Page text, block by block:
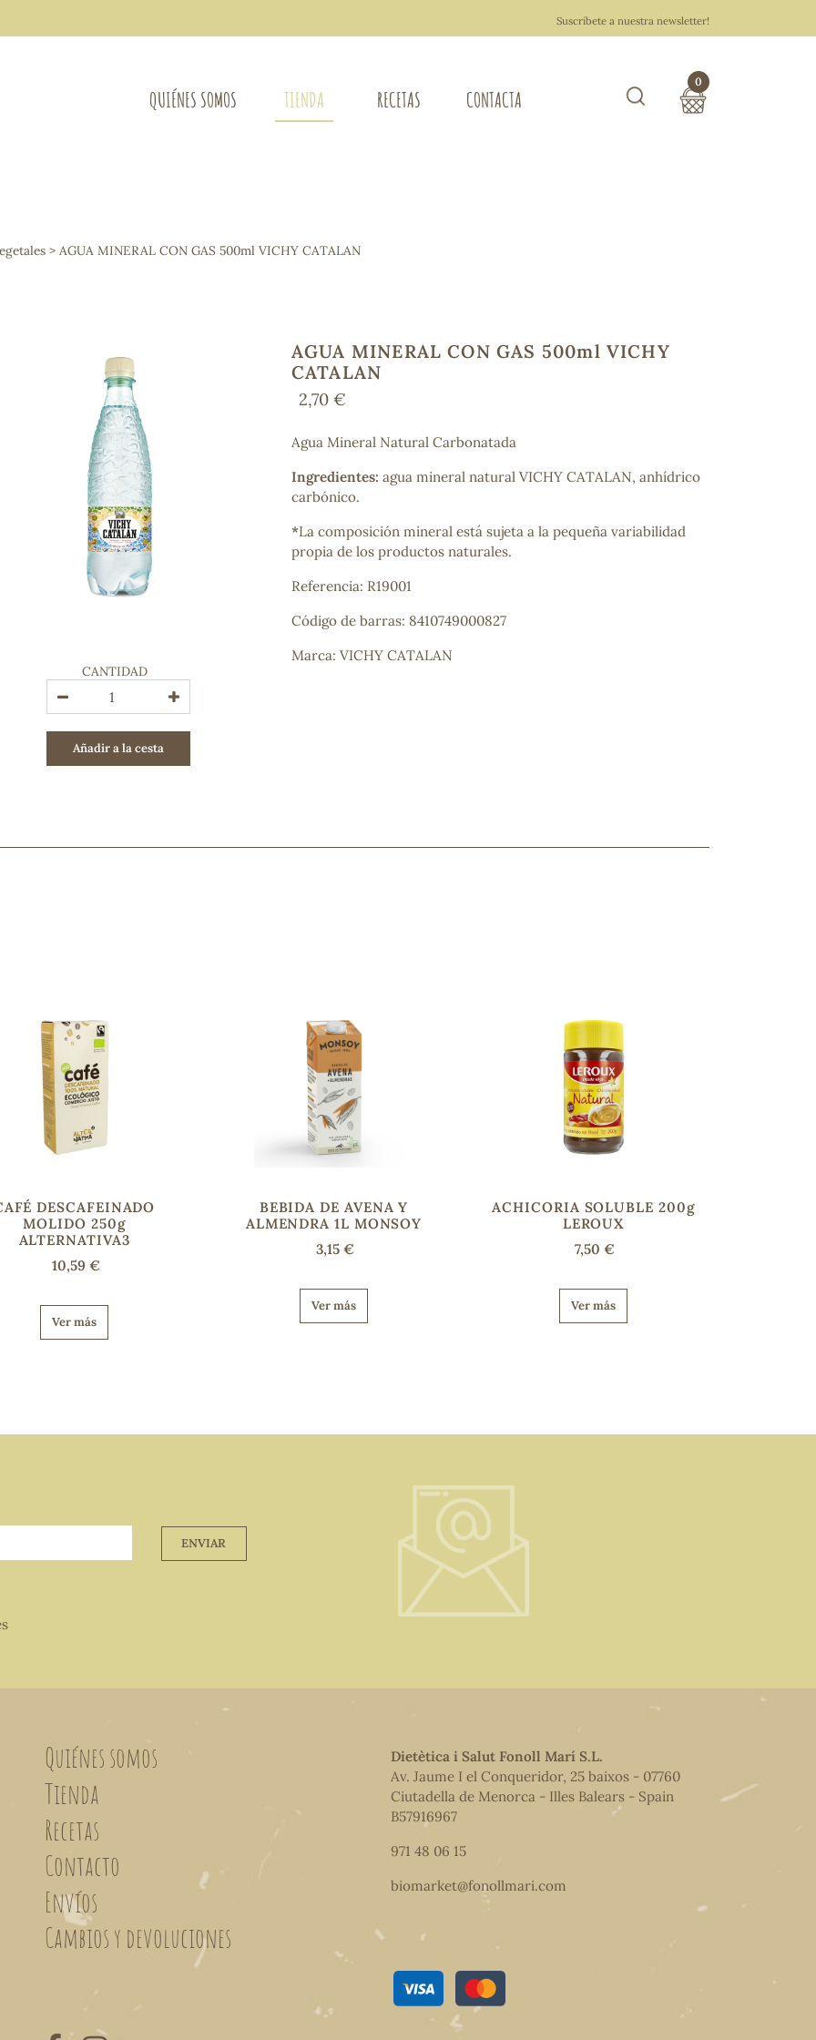
Suscríbete a nuestra newsletter!
QUIÉNES SOMOS TIENDA
Osteo-articular
Mujer
Extracto de plantas
Ácidos Grasos
Depurativos
Bienestar emocional
Jalea Real
Memoria
Hierro
Deporte
Digestivos
Circulatorio, colesterol y glucosa
Superalimentos
Proteína
Energía
COSMÉTICA E HIGIENE PERSONAL
Cremas, lociones y aceites corporales
Hombre
Higiene personal
Labiales
Higiene íntima
y lo encontraremos
RECETAS CONTACTA
0
> AGUA MINERAL CON GAS 500ml VICHY CATALAN
CANTIDAD
Añadir a la cesta
AGUA MINERAL CON GAS 500ml VICHY
CATALAN
2,70 €
Agua Mineral Natural Carbonatada
Ingredientes: agua mineral natural VICHY CATALAN, anhídrico
carbónico.
*La composición mineral está sujeta a la pequeña variabilidad
propia de los productos naturales.
Referencia: R19001
Código de barras: 8410749000827
Marca: VICHY CATALAN
DESCAFEINADO
MOLIDO 250g
ALTERNATIVA3
10,59 €
Ver más
BEBIDA DE AVENA Y
ALMENDRA 1L MONSOY
3,15 €
Ver más
ACHICORIA SOLUBLE 200g
LEROUX
7,50 €
Ver más
ENVIAR
Quiénes somos
Tienda
Recetas
Contacto
Envíos
Cambios y devoluciones
Dietètica i Salut Fonoll Marí S.L.
Av. Jaume I el Conqueridor, 25 baixos - 07760
Ciutadella de Menorca - Illes Balears - Spain
B57916967
971 48 06 15
biomarket@fonollmari.com